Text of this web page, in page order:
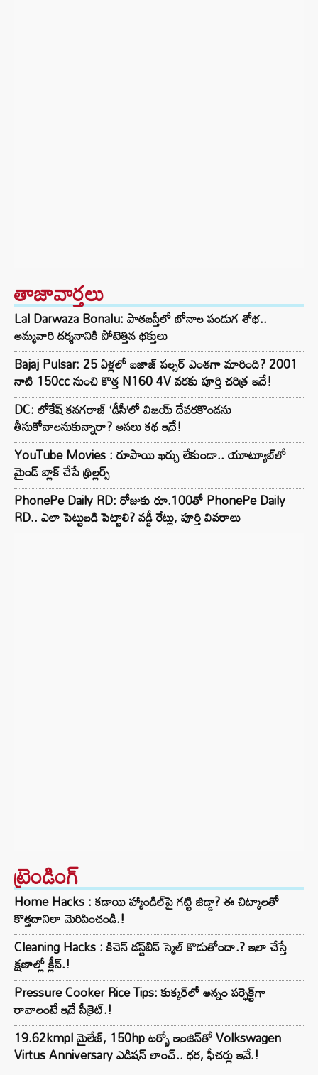
తాజావార్తలు
Lal Darwaza Bonalu: పాతబస్తీలో బోనాల పండుగ శోభ..
అమ్మవారి దర్శనానికి పోటెత్తిన భక్తులు
Bajaj Pulsar: 25 ఏళ్లలో బజాజ్ పల్సర్ ఎంతగా మారింది? 2001
నాటి 150cc నుంచి కొత్త N160 4V వరకు పూర్తి చరిత్ర ఇదే!
DC: లోకేష్ కనగరాజ్ ‘డీసీ’లో విజయ్ దేవరకొండను
తీసుకోవాలనుకున్నారా? అసలు కథ ఇదే!
YouTube Movies : రూపాయి ఖర్చు లేకుండా.. యూట్యూబ్‌లో
మైండ్ బ్లాక్‌ చేసే థ్రిల్లర్స్‌
PhonePe Daily RD: రోజుకు రూ.100తో PhonePe Daily
RD.. ఎలా పెట్టుబడి పెట్టాలి? వడ్డీ రేట్లు, పూర్తి వివరాలు
ట్రెండింగ్‌
Home Hacks : కడాయి హ్యాండిల్‌పై గట్టి జిడ్డా? ఈ చిట్కాలతో
కొత్తదానిలా మెరిపించండి.!
Cleaning Hacks : కిచెన్ డస్ట్‌బిన్ స్మెల్ కొడుతోందా.? ఇలా చేస్తే
క్షణాల్లో క్లీన్.!
Pressure Cooker Rice Tips: కుక్కర్‌లో అన్నం పర్ఫెక్ట్‌గా
రావాలంటే ఇదే సీక్రెట్.!
19.62kmpl మైలేజ్, 150hp టర్బో ఇంజిన్‌తో Volkswagen
Virtus Anniversary ఎడిషన్ లాంచ్.. ధర, ఫీచర్లు ఇవే.!